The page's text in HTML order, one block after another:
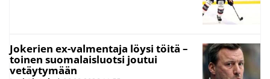
Jokerien ex-valmentaja löysi töitä –
toinen suomalaisluotsi joutui
vetäytymään